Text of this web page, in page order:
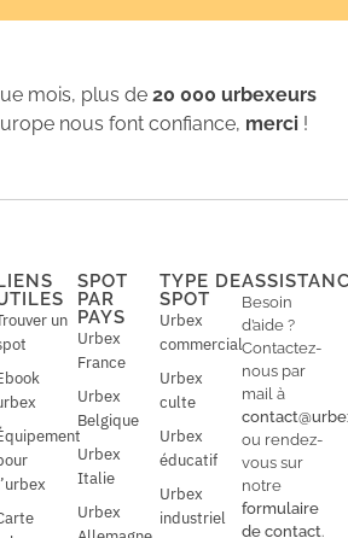
mois, plus de20 000 urbexeurs
nous font confiance, merci !
un
SPOT
PAR
PAYS
Urbex
France
Urbex
Belgique
Urbex
Italie
Urbex
TYPE DE
SPOT
Urbex
commercial
Urbex
culte
Urbex
éducatif
Urbex
industriel
Besoin
d’aide ?
Contactez-
nous par
mail à
ou rendez-
vous sur
notre
formulaire
de contact.